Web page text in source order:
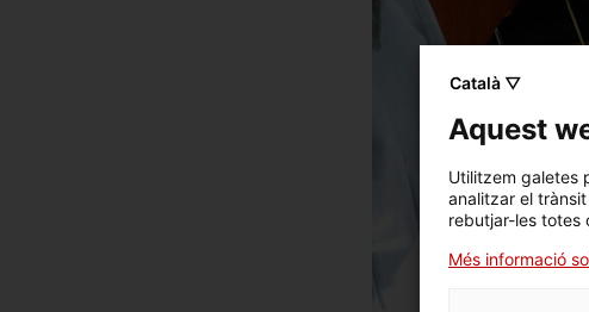
Català ▽
Aquest
Utilitzem galetes
analitzar el
rebutjar-les totes
Més informació